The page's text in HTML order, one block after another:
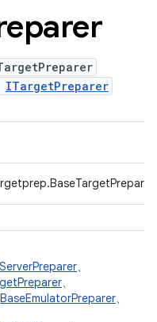
ITargetPreparer
、
、
BaseEmulatorPreparer、